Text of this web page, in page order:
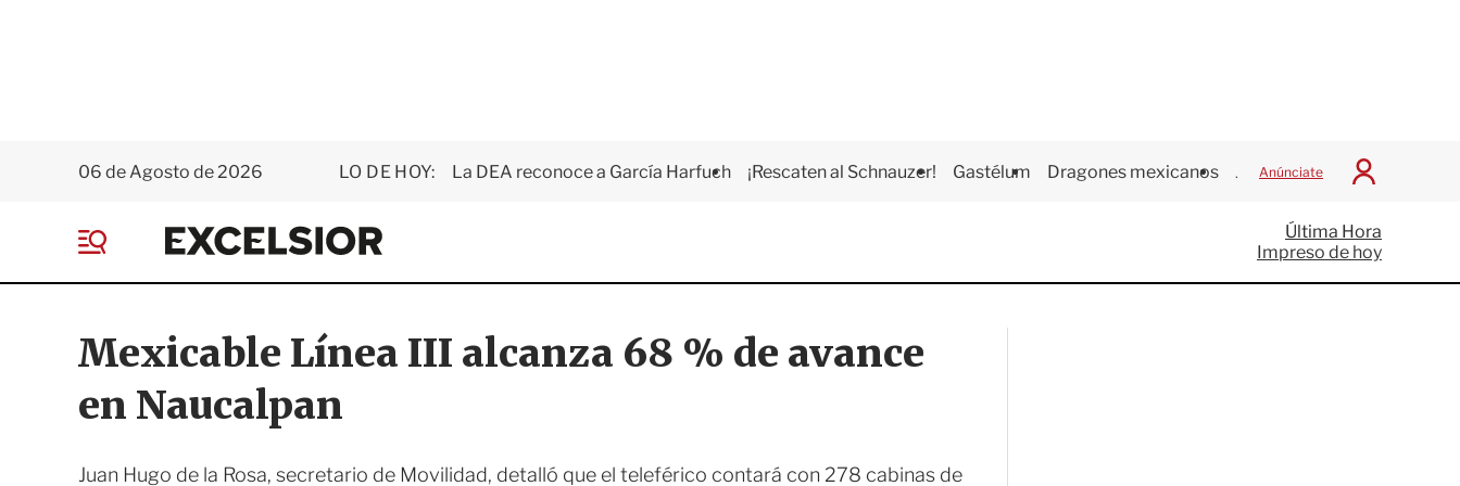
06 de Agosto de 2026 LO DE HOY: La DEA reconoce a García Harfuch ¡Rescaten al Schnauzer! Gastélum Dragones mexicanos Juegos Centroamericanos
Anúnciate
I
c
i
a
E
x
e
i
o
e
Última Hora
Impreso de hoy
Mexicable Línea III alcanza 68 % de avance
en Naucalpan
Juan Hugo de la Rosa, secretario de Movilidad, detalló que el teleférico contará con 278 cabinas de